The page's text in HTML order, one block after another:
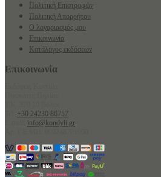
Πολιτική Επιστροφών
Πολιτική Απορρήτου
Ο λογαριασμός μου
Επικοινωνία
Κατάλογος εκδόσεων
Επικοινωνία
+30 24230 86757
info@kondyli.gr